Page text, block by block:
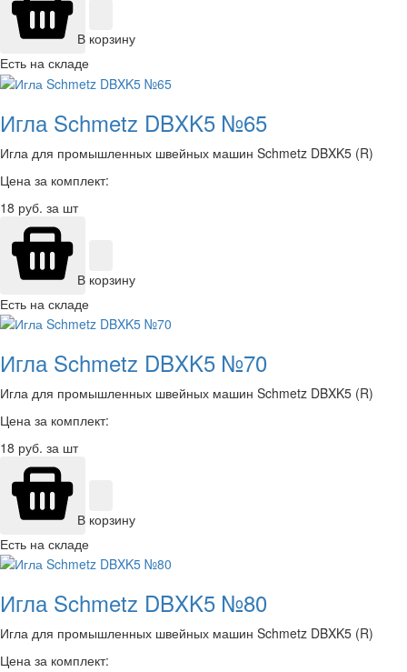
В корзину
Есть на складе
Игла Schmetz DBXK5 №65
Игла для промышленных швейных машин Schmetz DBXK5 (R)
Цена за комплект:
18 руб. за шт
В корзину
Есть на складе
Игла Schmetz DBXK5 №70
Игла для промышленных швейных машин Schmetz DBXK5 (R)
Цена за комплект:
18 руб. за шт
В корзину
Есть на складе
Игла Schmetz DBXK5 №80
Игла для промышленных швейных машин Schmetz DBXK5 (R)
Цена за комплект: